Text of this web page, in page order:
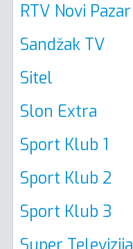
RTV Novi Pazar
Sandžak TV
Sitel
Slon Extra
Sport Klub 1
Sport Klub 2
Sport Klub 3